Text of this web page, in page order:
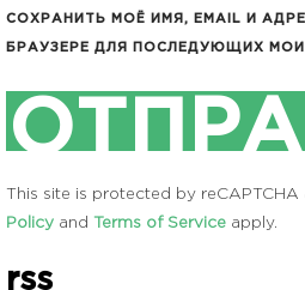
СОХРАНИТЬ МОЁ ИМЯ, EMAIL И
БРАУЗЕРЕ ДЛЯ ПОСЛЕДУЮЩИХ
This site is protected by reCAPTCHA
Policy and Terms of Service apply.
rss